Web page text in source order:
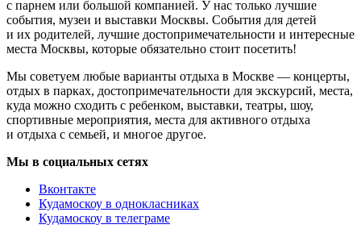
с парнем или большой компанией. У нас только лучшие
события, музеи и выставки Москвы. События для детей
и их родителей, лучшие достопримечательности и интересные
места Москвы, которые обязательно стоит посетить!
Мы советуем любые варианты отдыха в Москве — концерты,
отдых в парках, достопримечательности для экскурсий, места,
куда можно сходить с ребенком, выставки, театры, шоу,
спортивные мероприятия, места для активного отдыха
и отдыха с семьей, и многое другое.
Мы в социальных сетях
Вконтакте
Кудамоскоу в однокласниках
Кудамоскоу в телеграме